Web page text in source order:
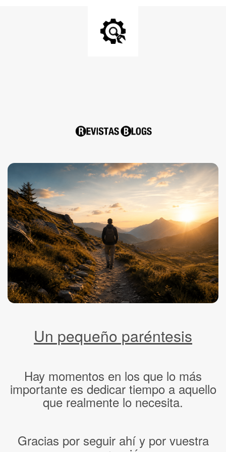
Un pequeño paréntesis
Hay momentos en los que lo más
importante es dedicar tiempo a aquello
que realmente lo necesita.
Gracias por seguir ahí y por vuestra